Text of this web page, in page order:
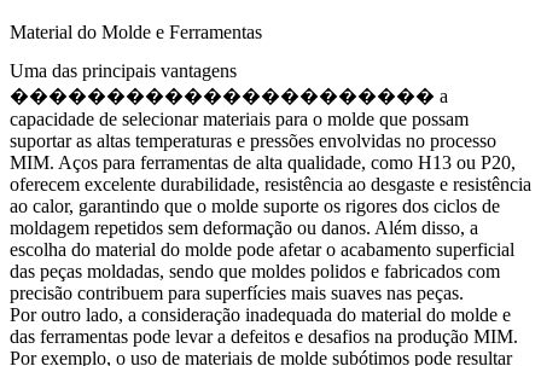
Material do Molde e Ferramentas
Uma das principais vantagens
���������������������� a
capacidade de selecionar materiais para o molde que possam
suportar as altas temperaturas e pressões envolvidas no processo
MIM. Aços para ferramentas de alta qualidade, como H13 ou P20,
oferecem excelente durabilidade, resistência ao desgaste e resistência
ao calor, garantindo que o molde suporte os rigores dos ciclos de
moldagem repetidos sem deformação ou danos. Além disso, a
escolha do material do molde pode afetar o acabamento superficial
das peças moldadas, sendo que moldes polidos e fabricados com
precisão contribuem para superfícies mais suaves nas peças.
Por outro lado, a consideração inadequada do material do molde e
das ferramentas pode levar a defeitos e desafios na produção MIM.
Por exemplo, o uso de materiais de molde subótimos pode resultar